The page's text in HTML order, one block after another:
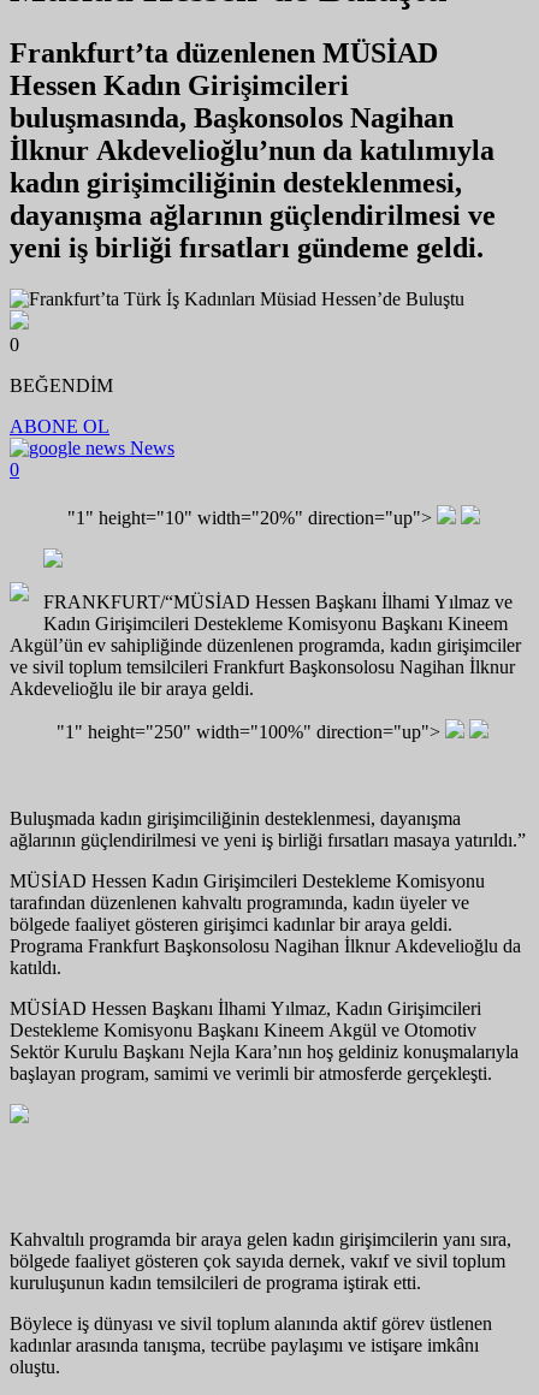
Frankfurt’ta düzenlenen MÜSİAD
Hessen Kadın Girişimcileri
buluşmasında, Başkonsolos Nagihan
İlknur Akdevelioğlu’nun da katılımıyla
kadın girişimciliğinin desteklenmesi,
dayanışma ağlarının güçlendirilmesi ve
yeni iş birliği fırsatları gündeme geldi.
0
BEĞENDİM
ABONE OL
News
0
"1" height="10" width="20%" direction="up">
FRANKFURT/“MÜSİAD Hessen Başkanı İlhami Yılmaz ve
Kadın Girişimcileri Destekleme Komisyonu Başkanı Kineem
Akgül’ün ev sahipliğinde düzenlenen programda, kadın girişimciler
ve sivil toplum temsilcileri Frankfurt Başkonsolosu Nagihan İlknur
Akdevelioğlu ile bir araya geldi.
"1" height="250" width="100%" direction="up">
Buluşmada kadın girişimciliğinin desteklenmesi, dayanışma
ağlarının güçlendirilmesi ve yeni iş birliği fırsatları masaya yatırıldı.”
MÜSİAD Hessen Kadın Girişimcileri Destekleme Komisyonu
tarafından düzenlenen kahvaltı programında, kadın üyeler ve
bölgede faaliyet gösteren girişimci kadınlar bir araya geldi.
Programa Frankfurt Başkonsolosu Nagihan İlknur Akdevelioğlu da
katıldı.
MÜSİAD Hessen Başkanı İlhami Yılmaz, Kadın Girişimcileri
Destekleme Komisyonu Başkanı Kineem Akgül ve Otomotiv
Sektör Kurulu Başkanı Nejla Kara’nın hoş geldiniz konuşmalarıyla
başlayan program, samimi ve verimli bir atmosferde gerçekleşti.
Kahvaltılı programda bir araya gelen kadın girişimcilerin yanı sıra,
bölgede faaliyet gösteren çok sayıda dernek, vakıf ve sivil toplum
kuruluşunun kadın temsilcileri de programa iştirak etti.
Böylece iş dünyası ve sivil toplum alanında aktif görev üstlenen
kadınlar arasında tanışma, tecrübe paylaşımı ve istişare imkânı
oluştu.